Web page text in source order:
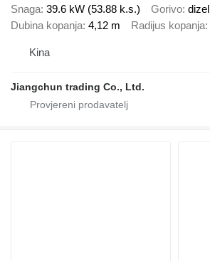
Snaga 39.6 kW (53.88 k.s.) Gorivo dizel
Dubina kopanja 4,12 m Radijus kopanja
Kina
Jiangchun trading Co., Ltd.